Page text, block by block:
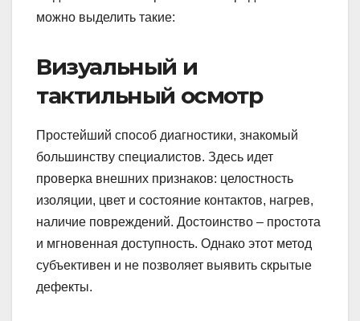
можно выделить такие:
Визуальный и
тактильный осмотр
Простейший способ диагностики, знакомый
большинству специалистов. Здесь идет
проверка внешних признаков: целостность
изоляции, цвет и состояние контактов, нагрев,
наличие повреждений. Достоинство – простота
и мгновенная доступность. Однако этот метод
субъективен и не позволяет выявить скрытые
дефекты.